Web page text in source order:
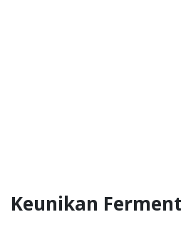
Keunikan